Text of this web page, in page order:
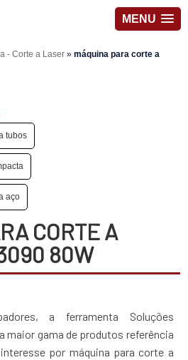
MENU
- Corte a Laser»máquina para corte a
tubos
aço
CORTE A
80W
a ferramenta Soluções
maior gama de produtos referência
por máquina para corte a